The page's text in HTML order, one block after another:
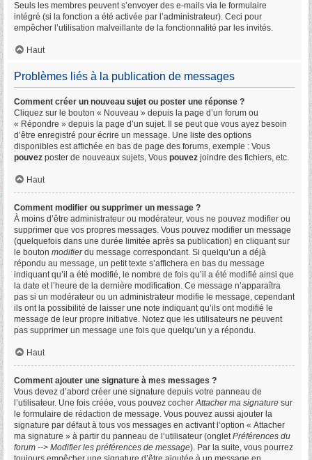
Seuls les membres peuvent s’envoyer des e-mails via le formulaire
intégré (si la fonction a été activée par l’administrateur). Ceci pour
empêcher l’utilisation malveillante de la fonctionnalité par les invités.
Haut
Problèmes liés à la publication de messages
Comment créer un nouveau sujet ou poster une réponse ?
Cliquez sur le bouton « Nouveau » depuis la page d’un forum ou
« Répondre » depuis la page d’un sujet. Il se peut que vous ayez besoin
d’être enregistré pour écrire un message. Une liste des options
disponibles est affichée en bas de page des forums, exemple : Vous
pouvez poster de nouveaux sujets, Vous pouvez joindre des fichiers, etc.
Haut
Comment modifier ou supprimer un message ?
À moins d’être administrateur ou modérateur, vous ne pouvez modifier ou
supprimer que vos propres messages. Vous pouvez modifier un message
(quelquefois dans une durée limitée après sa publication) en cliquant sur
le bouton modifierdu message correspondant. Si quelqu’un a déjà
répondu au message, un petit texte s’affichera en bas du message
indiquant qu’il a été modifié, le nombre de fois qu’il a été modifié ainsi que
la date et l’heure de la dernière modification. Ce message n’apparaîtra
pas si un modérateur ou un administrateur modifie le message, cependant
ils ont la possibilité de laisser une note indiquant qu’ils ont modifié le
message de leur propre initiative. Notez que les utilisateurs ne peuvent
pas supprimer un message une fois que quelqu’un y a répondu.
Haut
Comment ajouter une signature à mes messages ?
Vous devez d’abord créer une signature depuis votre panneau de
l’utilisateur. Une fois créée, vous pouvez cocherAttacher ma signature sur
le formulaire de rédaction de message. Vous pouvez aussi ajouter la
signature par défaut à tous vos messages en activant l’option « Attacher
ma signature » à partir du panneau de l’utilisateur (ongletPréférences du
forum --> Modifier les préférences de message). Par la suite, vous pourrez